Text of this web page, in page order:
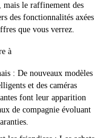
mais le raffinement des
des fonctionnalités axées
que vous verrez.
à
: De nouveaux modèles
et des caméras
font leur apparition
de compagnie évoluant